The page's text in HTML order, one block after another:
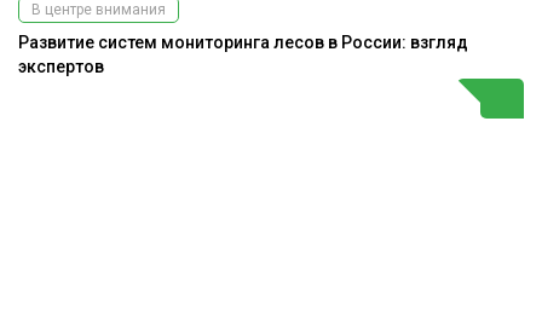
В центре внимания
Развитие систем мониторинга лесов в России: взгляд
экспертов